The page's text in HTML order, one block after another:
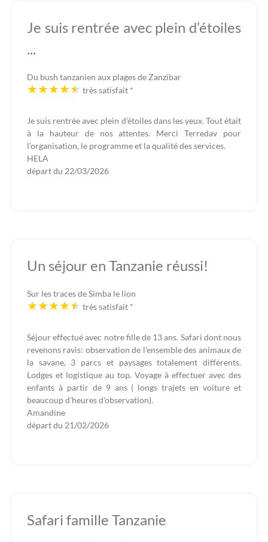
Je suis rentrée avec plein d’étoiles
...
Du bush tanzanien aux plages de Zanzibar
très satisfait *
Je suis rentrée avec plein d’étoiles dans les yeux. Tout était
à la hauteur de nos attentes. Merci Terredav pour
l’organisation, le programme et la qualité des services.
HELA
départ du 22/03/2026
Un séjour en Tanzanie réussi!
Sur les traces de Simba le lion
très satisfait *
Séjour effectué avec notre fille de 13 ans. Safari dont nous
revenons ravis: observation de l'ensemble des animaux de
la savane, 3 parcs et paysages totalement différents.
Lodges et logistique au top. Voyage à effectuer avec des
enfants à partir de 9 ans ( longs trajets en voiture et
beaucoup d'heures d'observation).
Amandine
départ du 21/02/2026
Safari famille Tanzanie